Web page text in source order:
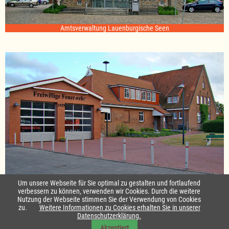
Amtsverwaltung Lauenburgische Seen
Standort Sterley
Startseite|Kontakt
Impressum & Datenschutz|Barrierefreiheit
Um unsere Webseite für Sie optimal zu gestalten und fortlaufend
verbessern zu können, verwenden wir Cookies. Durch die weitere
Nutzung der Webseite stimmen Sie der Verwendung von Cookies
zu.
Weitere Informationen zu Cookies erhalten Sie in unserer
Datenschutzerklärung.